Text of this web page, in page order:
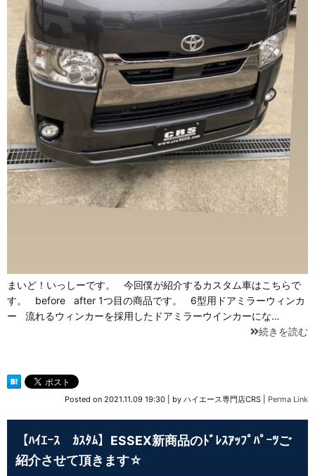
まいど！いっしーです。 今回僕が紹介するカスタム車はこちらで
す。 before after 1つ目の商品です。 6型用ドアミラーウィンカ
ー 流れるウィンカーを採用したドアミラーウインカーにな…
続きを読む
Posted on 2021.11.09 19:30 by ハイエース専門店CRS Perma Link
【ﾊｲｴｰｽ ｶｽﾀﾑ】ESSEX新商品のﾄﾞﾚｽｱｯﾌﾟﾊﾟｰﾂご
紹介させて頂きます☆